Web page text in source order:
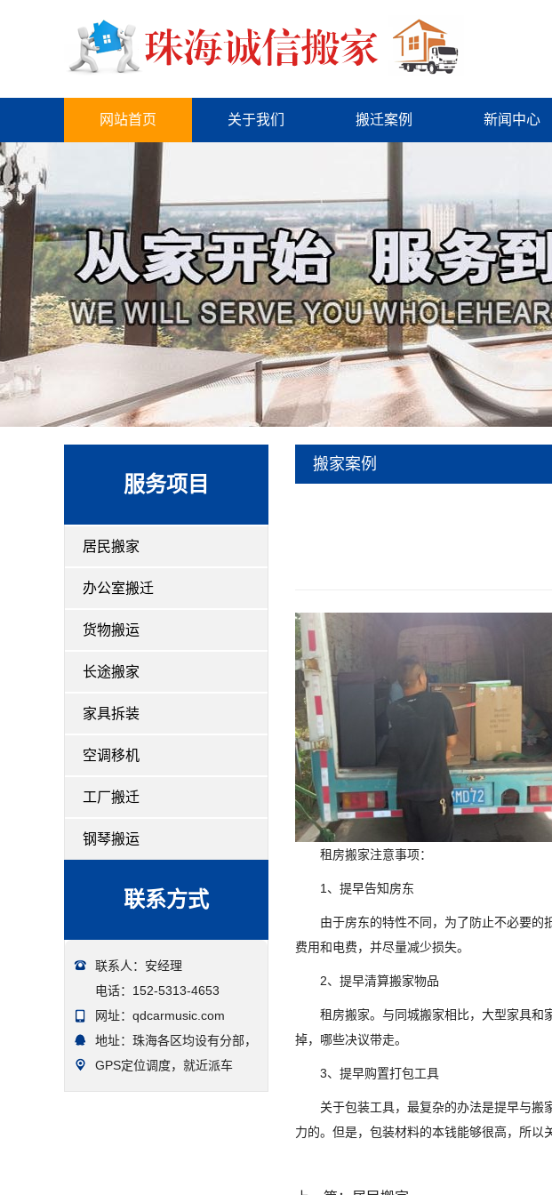
网站首页 关于我们 搬迁案例 新闻中心
服务项目
居民搬家
办公室搬迁
货物搬运
长途搬家
家具拆装
空调移机
工厂搬迁
钢琴搬运
联系方式
联系人：安经理
电话：152-5313-4653
网址：qdcarmusic.com
地址：珠海各区均设有分部，
GPS定位调度，就近派车
搬家案例
租房搬家注意事项：
1、提早告知房东
由于房东的特性不同，为了防止不必要的
费用和电费，并尽量减少损失。
2、提早清算搬家物品
租房搬家。与同城搬家相比，大型家具和
掉，哪些决议带走。
3、提早购置打包工具
关于包装工具，最复杂的办法是提早与
力的。但是，包装材料的本钱能够很高，所以